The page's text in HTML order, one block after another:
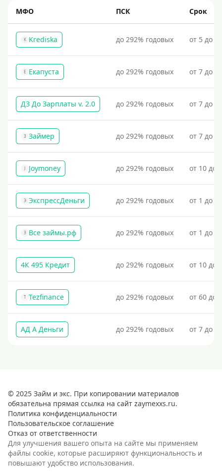
МФО ПСК Срок
K Krediska до 292% годовых от 5 до
Е Екапуста до 292% годовых от 7 до
ДЗ До Зарплаты v. 2.0 до 292% годовых от 7 до
З Займер до 292% годовых от 7 до
J Joymoney до 292% годовых от 10 до
Э ЭкспрессДеньги до 292% годовых от 1 до
З Все займы.рф до 292% годовых от 1 до
4К 495 Кредит до 292% годовых от 10 до
T Tezfinance до 292% годовых от 60 до
АД А Деньги до 292% годовых от 7 до
© 2025 Займ и экс. При копировании материалов
обязательна прямая ссылка на сайт zaymexxs.ru.
Политика конфиденциальности
Пользовательское соглашение
Отказ от ответственности
Для улучшения вашего опыта на сайте мы применяем
файлы cookie, которые расширяют функциональность и
повышают удобство использования.